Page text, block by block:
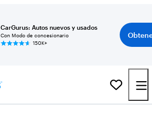
CarGurus: Autos nuevos y usados
Con Modo de concesionario
150K+